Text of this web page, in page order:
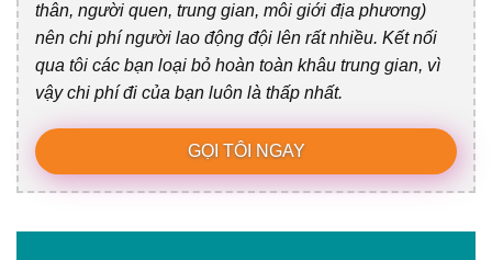
thân, người quen, trung gian, môi giới địa phương)
nên chi phí người lao động đội lên rất nhiều. Kết nối
qua tôi các bạn loại bỏ hoàn toàn khâu trung gian, vì
vậy chi phí đi của bạn luôn là thấp nhất.
GỌI TÔI NGAY